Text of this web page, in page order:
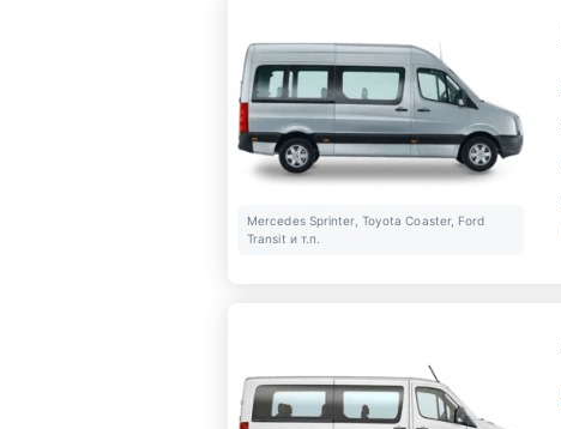
Mercedes Sprinter, Toyota Coaster, Ford
Transit и т.п.